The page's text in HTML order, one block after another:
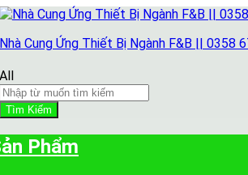
Nhà Cung Ứng Thiết Bị Ngành F&B || 0358
All
Tìm Kiếm
Phẩm